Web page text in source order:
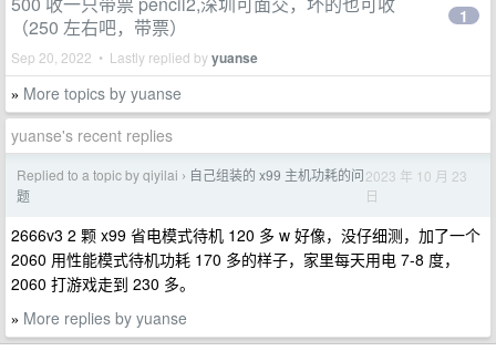
（250 左右吧，带票）
Sep 20, 2022 • Lastly replied byyuanse
1
» More topics by yuanse
yuanse's recent replies
Replied to a topic by qiyilai › 自己组装的 x99 主机功耗的问
题
2023 年 10 月 23
日
2666v3 2 颗 x99 省电模式待机 120 多 w 好像，没仔细测，加了一个
2060 用性能模式待机功耗 170 多的样子，家里每天用电 7-8 度，
2060 打游戏走到 230 多。
» More replies by yuanse